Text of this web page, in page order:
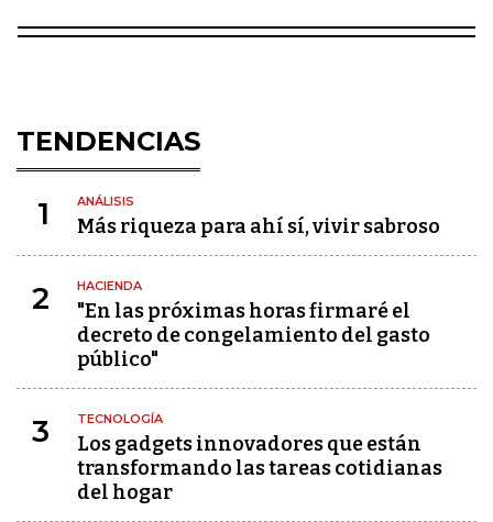
TENDENCIAS
1 ANÁLISIS
Más riqueza para ahí sí, vivir sabroso
2 HACIENDA
"En las próximas horas firmaré el
decreto de congelamiento del gasto
público"
3 TECNOLOGÍA
Los gadgets innovadores que están
transformando las tareas cotidianas
del hogar